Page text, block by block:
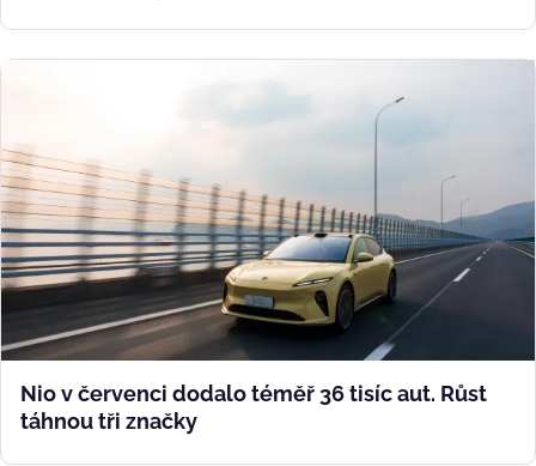
Nio v červenci dodalo téměř 36 tisíc aut. Růst
táhnou tři značky